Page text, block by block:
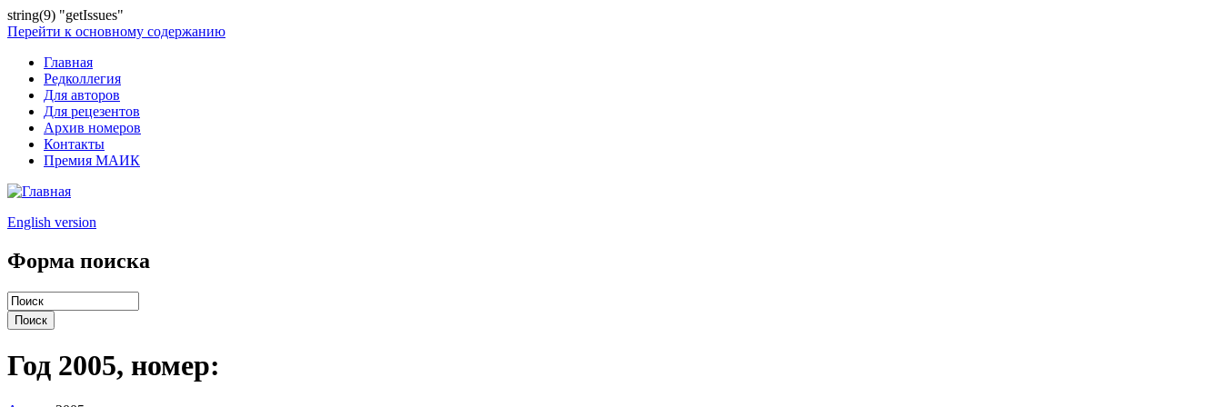
string(9) "getIssues"
Перейти к основному содержанию
Главная
Редколлегия
Для авторов
Для рецезентов
Архив номеров
Контакты
Премия МАИК
English version
Форма поиска
Год 2005, номер: